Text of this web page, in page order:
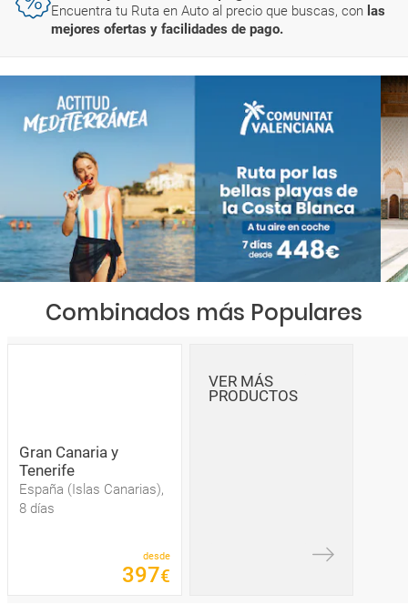
Encuentra tu Ruta en Auto al precio que buscas, con las
mejores ofertas y facilidades de pago.
Combinados más Populares
Gran Canaria y
Tenerife
España (Islas Canarias),
8 días
desde
397€
VER MÁS
PRODUCTOS